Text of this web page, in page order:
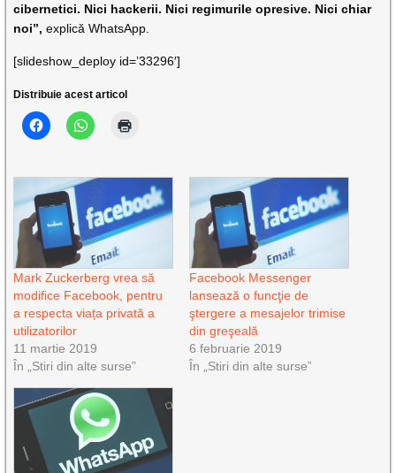
cibernetici. Nici hackerii. Nici regimurile opresive. Nici chiar
noi”, explică WhatsApp.
[slideshow_deploy id=’33296′]
Distribuie acest articol
Mark Zuckerberg vrea să
modifice Facebook, pentru
a respecta viața privată a
utilizatorilor
11 martie 2019
În „Stiri din alte surse”
Facebook Messenger
lansează o funcţie de
ştergere a mesajelor trimise
din greşeală
6 februarie 2019
În „Stiri din alte surse”